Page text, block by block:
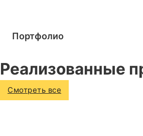
Портфолио
Реализованные
Смотреть все